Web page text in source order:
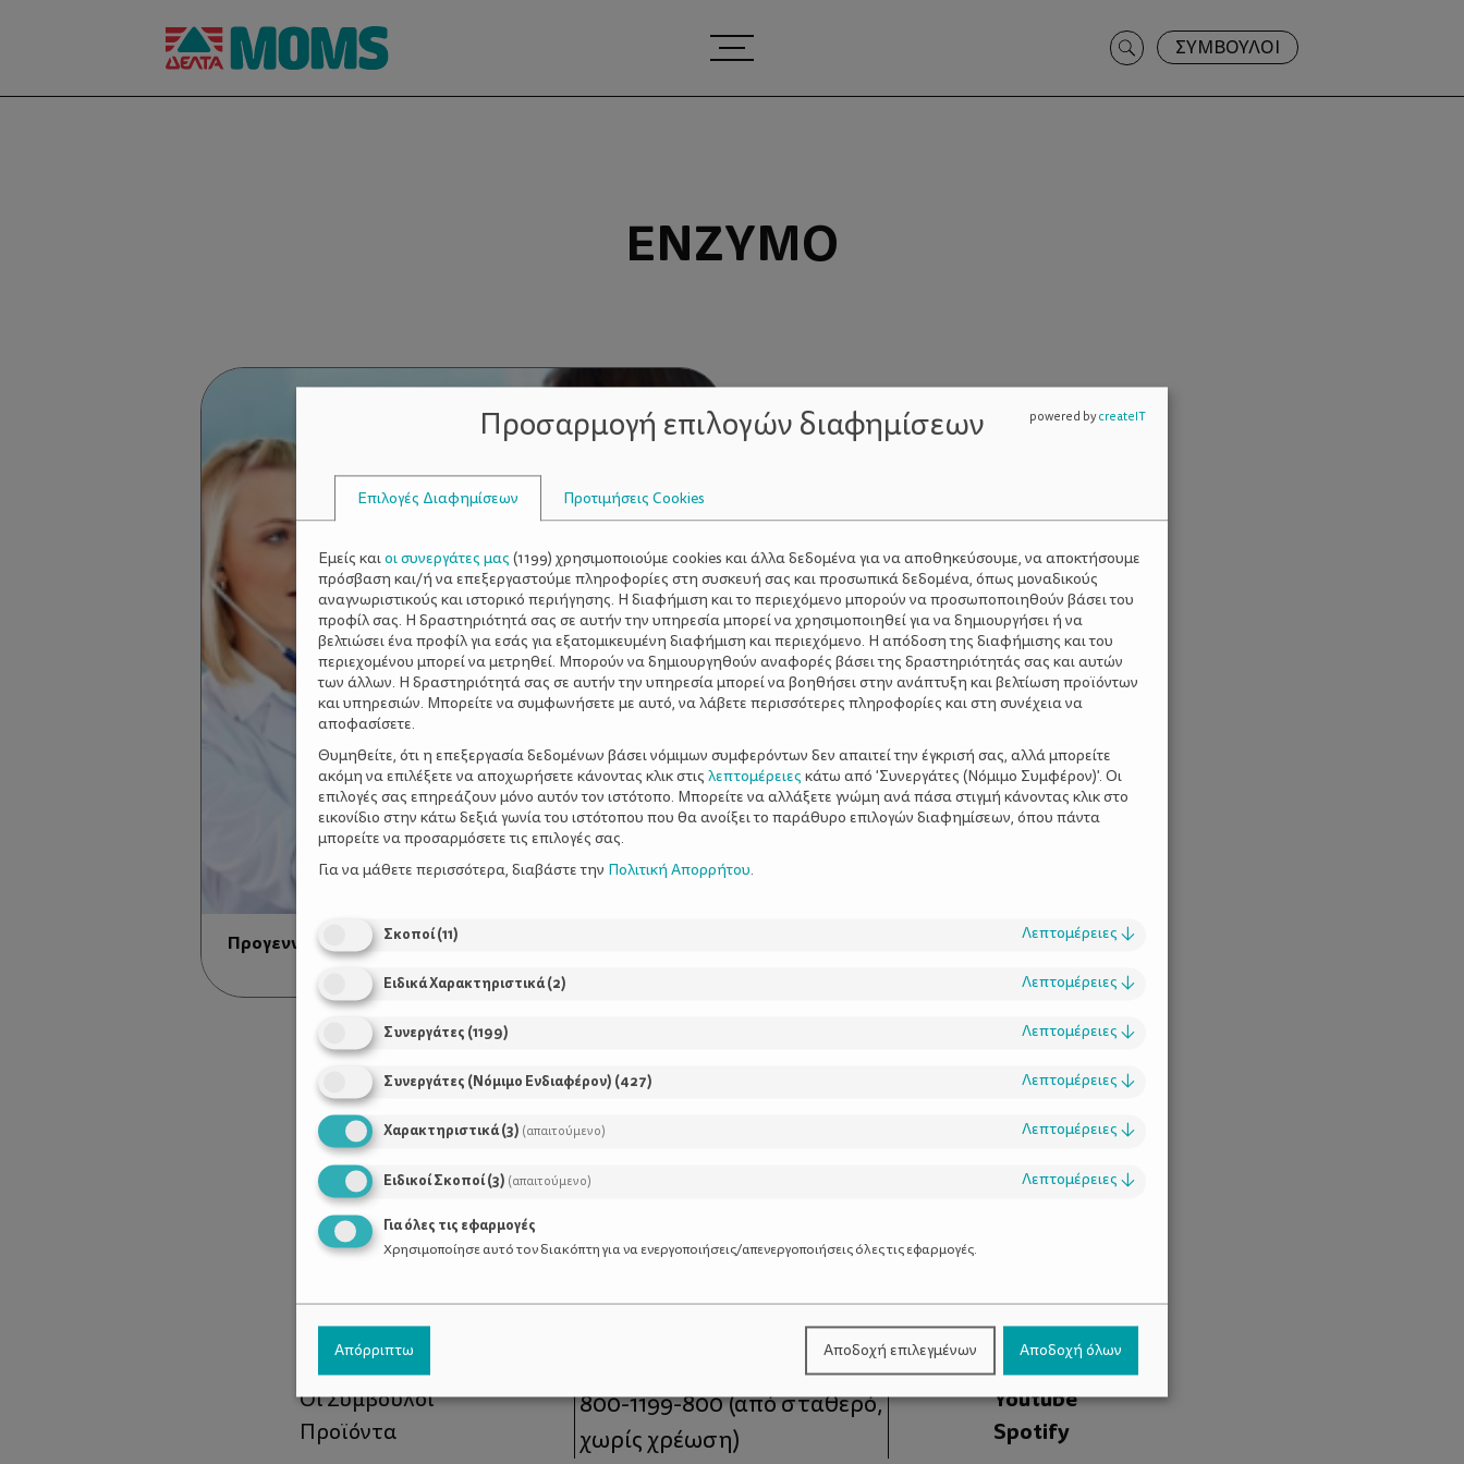
Search
for:
ΣΥΜΒΟΥΛΟΙ
ΈΝΖΥΜΟ
Προγεννητικός έλεγχος
Χρήσιμοι Σύνδεσμοι
Τι είναι το ΔΕΛΤΑ moms
Οι Σύμβουλοι
Προϊόντα
Τηλέφωνο Επικοινωνίας:
800-1199-800(από σταθερό,
χωρίς χρέωση)
Facebook
Instagram
Youtube
Spotify
Προσαρμογή επιλογών διαφημίσεων
Επιλογές Διαφημίσεων Προτιμήσεις Cookies
Εμείς καιοι συνεργάτες μας (1199) χρησιμοποιούμε cookies και άλλα δεδομένα για να αποθηκεύσουμε, να αποκτήσουμε
πρόσβαση και/ή να επεξεργαστούμε πληροφορίες στη συσκευή σας και προσωπικά δεδομένα, όπως μοναδικούς
αναγνωριστικούς και ιστορικό περιήγησης. Η διαφήμιση και το περιεχόμενο μπορούν να προσωποποιηθούν βάσει του
προφίλ σας. Η δραστηριότητά σας σε αυτήν την υπηρεσία μπορεί να χρησιμοποιηθεί για να δημιουργήσει ή να
βελτιώσει ένα προφίλ για εσάς για εξατομικευμένη διαφήμιση και περιεχόμενο. Η απόδοση της διαφήμισης και του
περιεχομένου μπορεί να μετρηθεί. Μπορούν να δημιουργηθούν αναφορές βάσει της δραστηριότητάς σας και αυτών
των άλλων. Η δραστηριότητά σας σε αυτήν την υπηρεσία μπορεί να βοηθήσει στην ανάπτυξη και βελτίωση προϊόντων
και υπηρεσιών. Μπορείτε να συμφωνήσετε με αυτό, να λάβετε περισσότερες πληροφορίες και στη συνέχεια να
αποφασίσετε.
Θυμηθείτε, ότι η επεξεργασία δεδομένων βάσει νόμιμων συμφερόντων δεν απαιτεί την έγκρισή σας, αλλά μπορείτε
ακόμη να επιλέξετε να αποχωρήσετε κάνοντας κλικ στις λεπτομέρειες κάτω από 'Συνεργάτες (Νόμιμο Συμφέρον)'. Οι
επιλογές σας επηρεάζουν μόνο αυτόν τον ιστότοπο. Μπορείτε να αλλάξετε γνώμη ανά πάσα στιγμή κάνοντας κλικ στο
εικονίδιο στην κάτω δεξιά γωνία του ιστότοπου που θα ανοίξει το παράθυρο επιλογών διαφημίσεων, όπου πάντα
μπορείτε να προσαρμόσετε τις επιλογές σας.
Για να μάθετε περισσότερα, διαβάστε την Πολιτική Απορρήτου.
Σκοποί(11) Λεπτομέρειες ↓
Ειδικά Χαρακτηριστικά(2) Λεπτομέρειες ↓
Συνεργάτες (1199) Λεπτομέρειες ↓
Συνεργάτες (Νόμιμο Ενδιαφέρον) (427) Λεπτομέρειες ↓
Χαρακτηριστικά(3) (απαιτούμενο) Λεπτομέρειες ↓
Ειδικοί Σκοποί(3) (απαιτούμενο) Λεπτομέρειες ↓
Για όλες τις εφαρμογές
Χρησιμοποίησε αυτό τον διακόπτη για να ενεργοποιήσεις/απενεργοποιήσεις όλες τις εφαρμογές.
Απόρριπτω Αποδοχή επιλεγμένων Αποδοχή όλων
powered bycreateIT